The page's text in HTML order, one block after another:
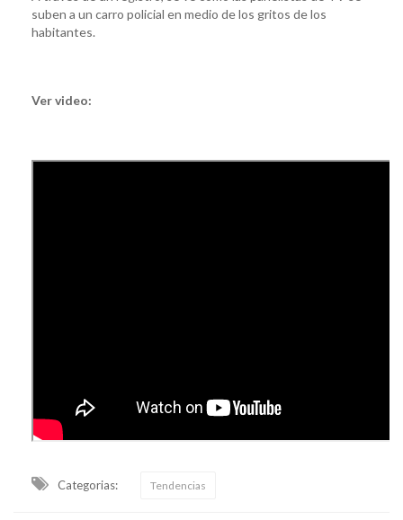
suben a un carro policial en medio de los gritos de los
habitantes.
Ver video:
Categorias: Tendencias